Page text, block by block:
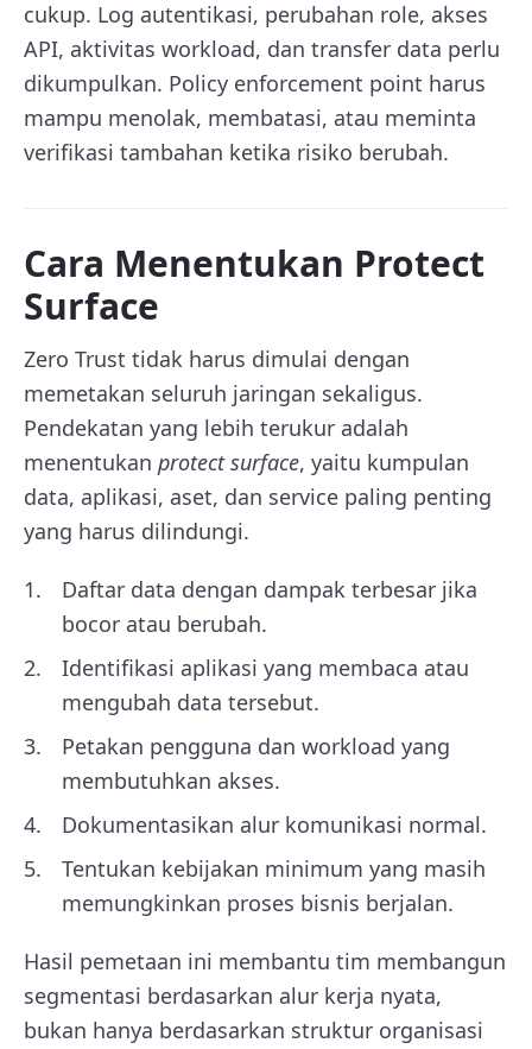
cukup. Log autentikasi, perubahan role, akses
API, aktivitas workload, dan transfer data perlu
dikumpulkan. Policy enforcement point harus
mampu menolak, membatasi, atau meminta
verifikasi tambahan ketika risiko berubah.
Cara Menentukan Protect
Surface
Zero Trust tidak harus dimulai dengan
memetakan seluruh jaringan sekaligus.
Pendekatan yang lebih terukur adalah
menentukan protect surface, yaitu kumpulan
data, aplikasi, aset, dan service paling penting
yang harus dilindungi.
Daftar data dengan dampak terbesar jika
bocor atau berubah.
Identifikasi aplikasi yang membaca atau
mengubah data tersebut.
Petakan pengguna dan workload yang
membutuhkan akses.
Dokumentasikan alur komunikasi normal.
Tentukan kebijakan minimum yang masih
memungkinkan proses bisnis berjalan.
Hasil pemetaan ini membantu tim membangun
segmentasi berdasarkan alur kerja nyata,
bukan hanya berdasarkan struktur organisasi